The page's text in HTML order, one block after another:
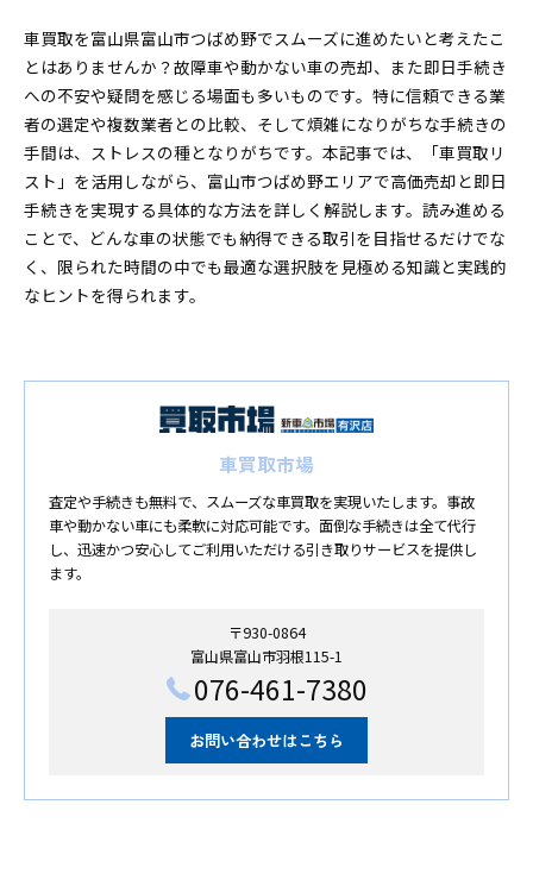
車買取を富山県富山市つばめ野でスムーズに進めたいと考えたこ
とはありませんか？故障車や動かない車の売却、また即日手続き
への不安や疑問を感じる場面も多いものです。特に信頼できる業
者の選定や複数業者との比較、そして煩雑になりがちな手続きの
手間は、ストレスの種となりがちです。本記事では、「車買取リ
スト」を活用しながら、富山市つばめ野エリアで高価売却と即日
手続きを実現する具体的な方法を詳しく解説します。読み進める
ことで、どんな車の状態でも納得できる取引を目指せるだけでな
く、限られた時間の中でも最適な選択肢を見極める知識と実践的
なヒントを得られます。
車買取市場
査定や手続きも無料で、スムーズな車買取を実現いたします。事故
車や動かない車にも柔軟に対応可能です。面倒な手続きは全て代行
し、迅速かつ安心してご利用いただける引き取りサービスを提供し
ます。
〒930-0864
富山県富山市羽根115-1
076-461-7380
お問い合わせはこちら